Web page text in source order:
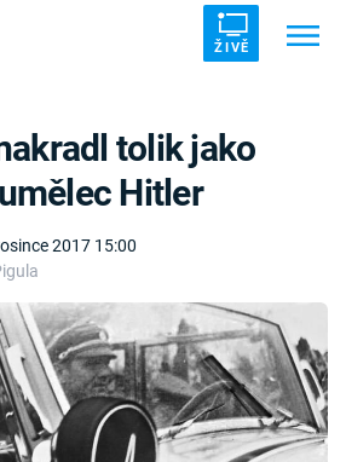
ŽIVĚ
DÁVNOVĚKU
2017 15:00
tolik jako
Hitler